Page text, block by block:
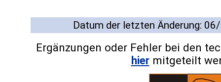
Datum der letzten Änderung:
Ergänzungen oder Fehler bei den
hiermitgeteilt